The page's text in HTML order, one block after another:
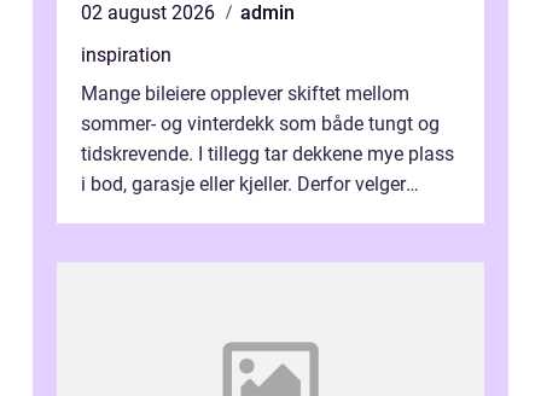
02 august 2026
admin
inspiration
Mange bileiere opplever skiftet mellom
sommer- og vinterdekk som både tungt og
tidskrevende. I tillegg tar dekkene mye plass
i bod, garasje eller kjeller. Derfor velger